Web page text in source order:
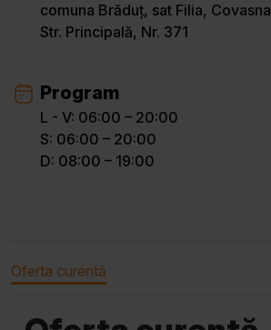
comuna Brăduț, sat Filia, Covasna
Str. Principală, Nr. 371
Program
L - V: 06:00 – 20:00
S: 06:00 – 20:00
D: 08:00 – 19:00
Oferta curentă